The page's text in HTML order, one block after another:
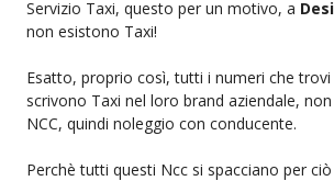
Servizio Taxi, questo per un motivo, a
non esistono Taxi!
Esatto, proprio così, tutti i numeri che
scrivono Taxi nel loro brand aziendale,
NCC, quindi noleggio con conducente.
Perchè tutti questi Ncc si spacciano per